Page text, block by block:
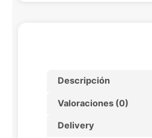
Descripción
Valoraciones (0)
Delivery